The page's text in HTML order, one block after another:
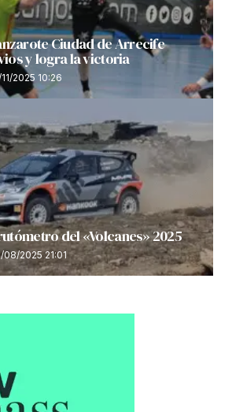
Ciudad de Arrecife
y logra la victoria
11/2025 10:26
del «Volcanes» 2025
08/2025 21:01